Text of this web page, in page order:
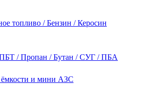
топливо / Бензин / Керосин
/ Пропан / Бутан / СУГ / ПБА
и мини АЗС